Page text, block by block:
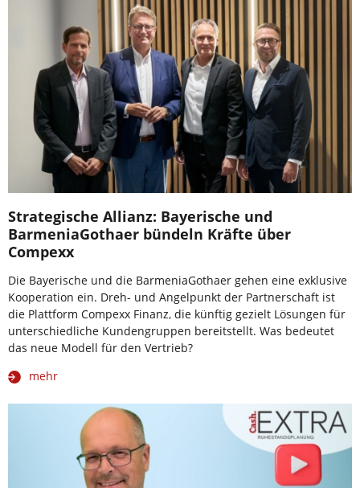
Strategische Allianz: Bayerische und
BarmeniaGothaer bündeln Kräfte über
Compexx
Die Bayerische und die BarmeniaGothaer gehen eine exklusive
Kooperation ein. Dreh- und Angelpunkt der Partnerschaft ist
die Plattform Compexx Finanz, die künftig gezielt Lösungen für
unterschiedliche Kundengruppen bereitstellt. Was bedeutet
das neue Modell für den Vertrieb?
mehr